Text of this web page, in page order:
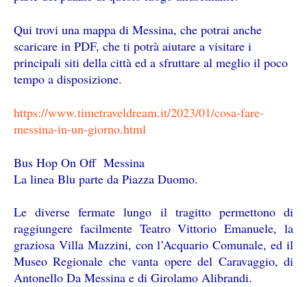
Qui trovi una mappa di Messina, che potrai anche
scaricare in PDF, che ti potrà aiutare a visitare i
principali siti della città ed a sfruttare al meglio il poco
tempo a disposizione.
https://www.timetraveldream.it/2023/01/cosa-fare-
messina-in-un-giorno.html
Bus Hop On Off Messina
La linea Blu parte da Piazza Duomo.
Le diverse fermate lungo il tragitto permettono di
raggiungere facilmente Teatro Vittorio Emanuele, la
graziosa Villa Mazzini, con l’Acquario Comunale, ed il
Museo Regionale che vanta opere del Caravaggio, di
Antonello Da Messina e di Girolamo Alibrandi.